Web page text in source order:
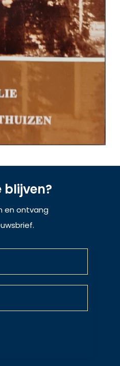
blijven?
en ontvang